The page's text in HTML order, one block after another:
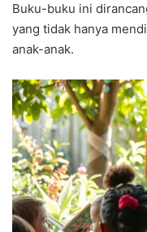
Buku-buku ini
yang tidak hanya
anak-anak.